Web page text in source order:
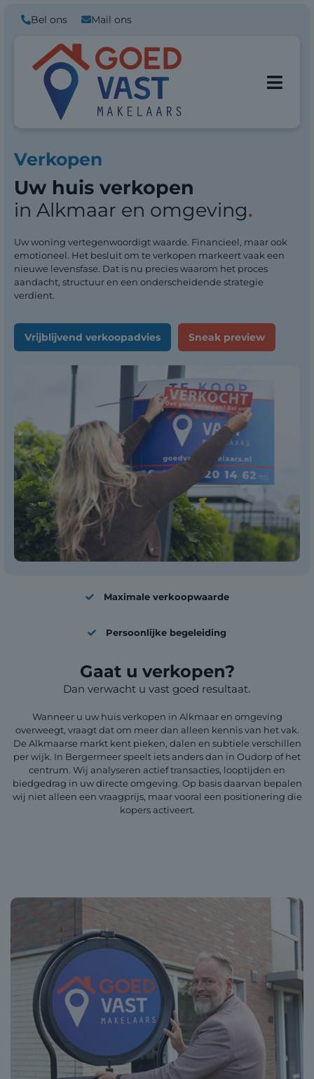
Bel ons Mail ons
Verkopen
Uw huis verkopen
in Alkmaar en omgeving.
Uw woning vertegenwoordigt waarde. Financieel, maar ook
emotioneel. Het besluit om te verkopen markeert vaak een
nieuwe levensfase. Dat is nu precies waarom het proces
aandacht, structuur en een onderscheidende strategie
verdient.
Vrijblijvend verkoopadvies Sneak preview
Maximale verkoopwaarde
Persoonlijke begeleiding
Gaat u verkopen?
Dan verwacht u vast goed resultaat.
Wanneer u uw huis verkopen in Alkmaar en omgeving
overweegt, vraagt dat om meer dan alleen kennis van het vak.
De Alkmaarse markt kent pieken, dalen en subtiele verschillen
per wijk. In Bergermeer speelt iets anders dan in Oudorp of het
centrum. Wij analyseren actief transacties, looptijden en
biedgedrag in uw directe omgeving. Op basis daarvan bepalen
wij niet alleen een vraagprijs, maar vooral een positionering die
kopers activeert.